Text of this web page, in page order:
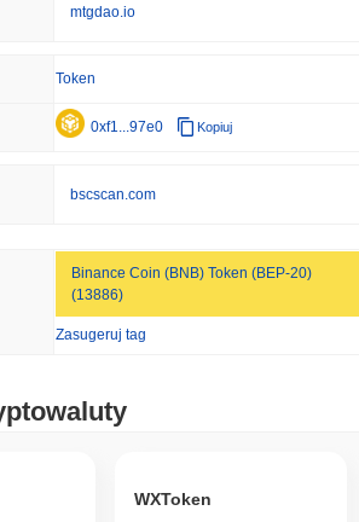
mtgdao.io
Token
0xf1...97e0 Kopiuj
bscscan.com
Binance Coin (BNB) Token (BEP-20)
(13886)
Zasugeruj tag
WXToken